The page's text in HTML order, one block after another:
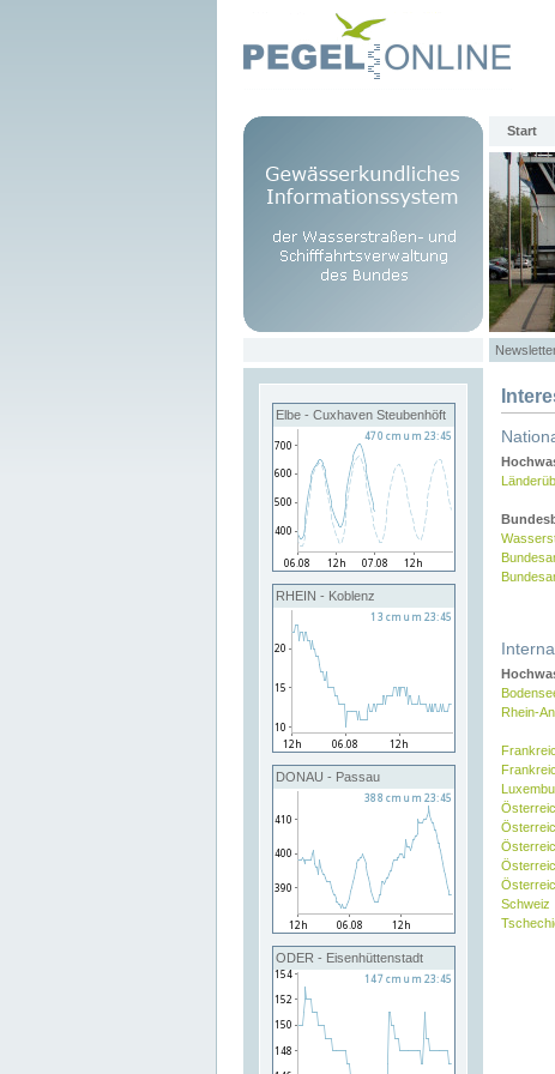
Start
Elbe - Cuxhaven Steubenhöft
RHEIN - Koblenz
DONAU - Passau
ODER - Eisenhüttenstadt
Rhein-
Schweiz